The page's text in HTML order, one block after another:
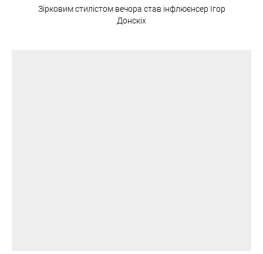
Зірковим стилістом вечора став інфлюєнсер Ігор
Донскіх